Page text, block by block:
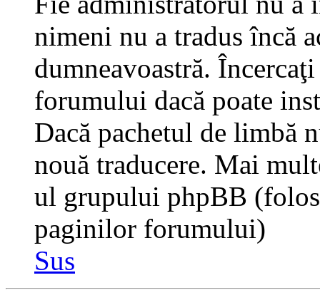
nimeni nu a tradus încă
dumneavoastră.
forumului dacă poate
Dacă pachetul de limbă
nouă traducere. Mai
ul grupului phpBB
paginilor forumului)
Sus